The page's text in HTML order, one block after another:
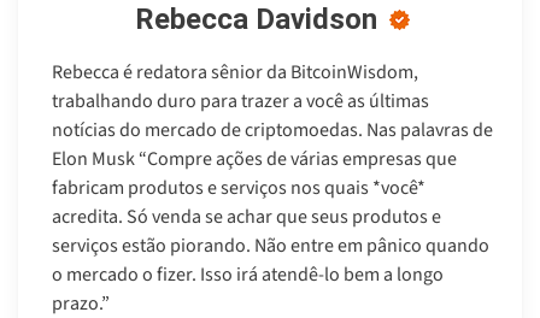
Rebecca Davidson
Rebecca é redatora sênior da BitcoinWisdom,
trabalhando duro para trazer a você as últimas
notícias do mercado de criptomoedas. Nas palavras de
Elon Musk “Compre ações de várias empresas que
fabricam produtos e serviços nos quais *você*
acredita. Só venda se achar que seus produtos e
serviços estão piorando. Não entre em pânico quando
o mercado o fizer. Isso irá atendê-lo bem a longo
prazo.”